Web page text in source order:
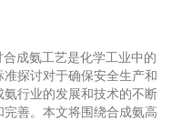
成氨工艺是化学工业中的
探讨对于确保安全生产和
行业的发展和技术的不断
善。本文将围绕合成氨高